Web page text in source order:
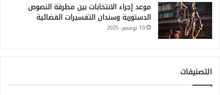
موعد إجراء الانتخابات بين مطرقة النصوص
الدستورية وسندان التفسيرات القضائية
10 نوفمبر، 2025
التصنيفات